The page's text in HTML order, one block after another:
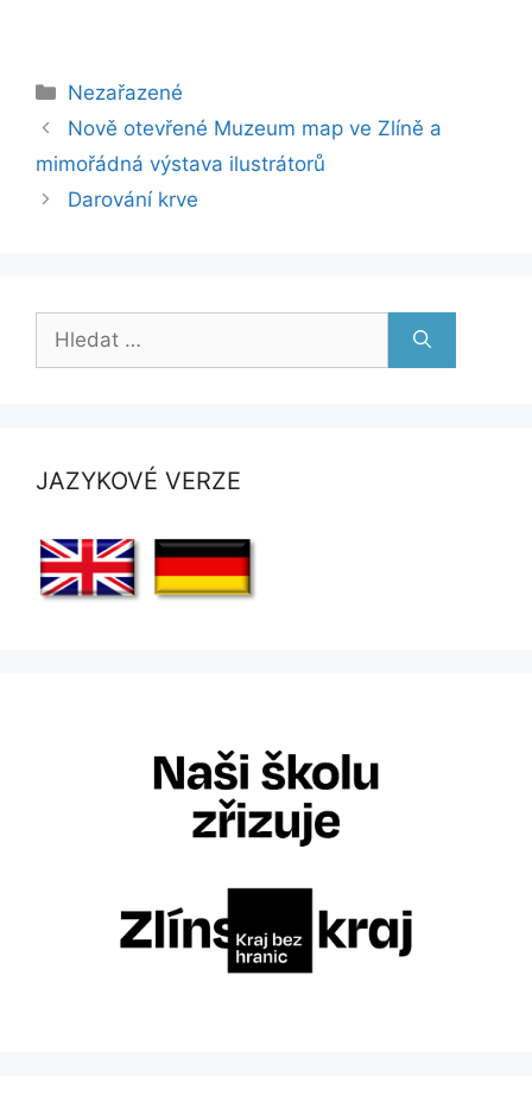
Rubriky
Nezařazené
Nově otevřené Muzeum map ve Zlíně a
mimořádná výstava ilustrátorů
Darování krve
JAZYKOVÉ VERZE